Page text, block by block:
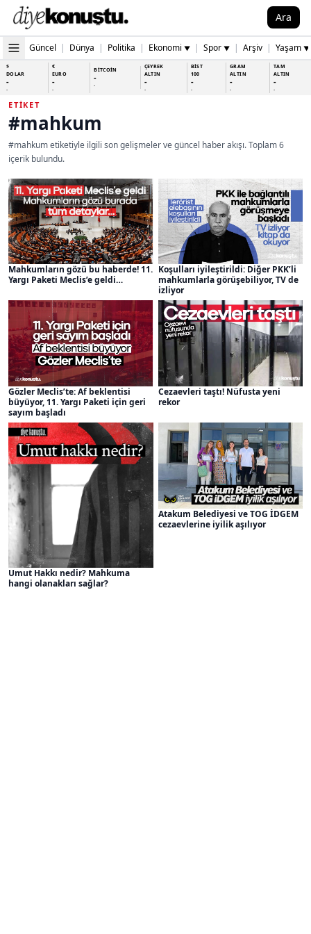
Ara
Güncel | Dünya | Politika | Ekonomi ▼ | Spor ▼ | Arşiv | Yaşam ▼
$
DOLAR
-
-
€
EURO
-
-
BİTCOİN
-
-
ÇEYREK
ALTIN
-
-
BİST
100
-
-
GRAM
ALTIN
-
-
TAM
ALTIN
-
-
ETIKET
#mahkum
#mahkum etiketiyle ilgili son gelişmeler ve güncel haber akışı. Toplam 6
içerik bulundu.
Mahkumların gözü bu haberde! 11.
Yargı Paketi Meclis’e geldi…
Koşulları iyileştirildi: Diğer PKK’li
mahkumlarla görüşebiliyor, TV de
izliyor
Gözler Meclis’te: Af beklentisi
büyüyor, 11. Yargı Paketi için geri
sayım başladı
Cezaevleri taştı! Nüfusta yeni
rekor
Umut Hakkı nedir? Mahkuma
hangi olanakları sağlar?
Atakum Belediyesi ve TOG İDGEM
cezaevlerine iyilik aşılıyor